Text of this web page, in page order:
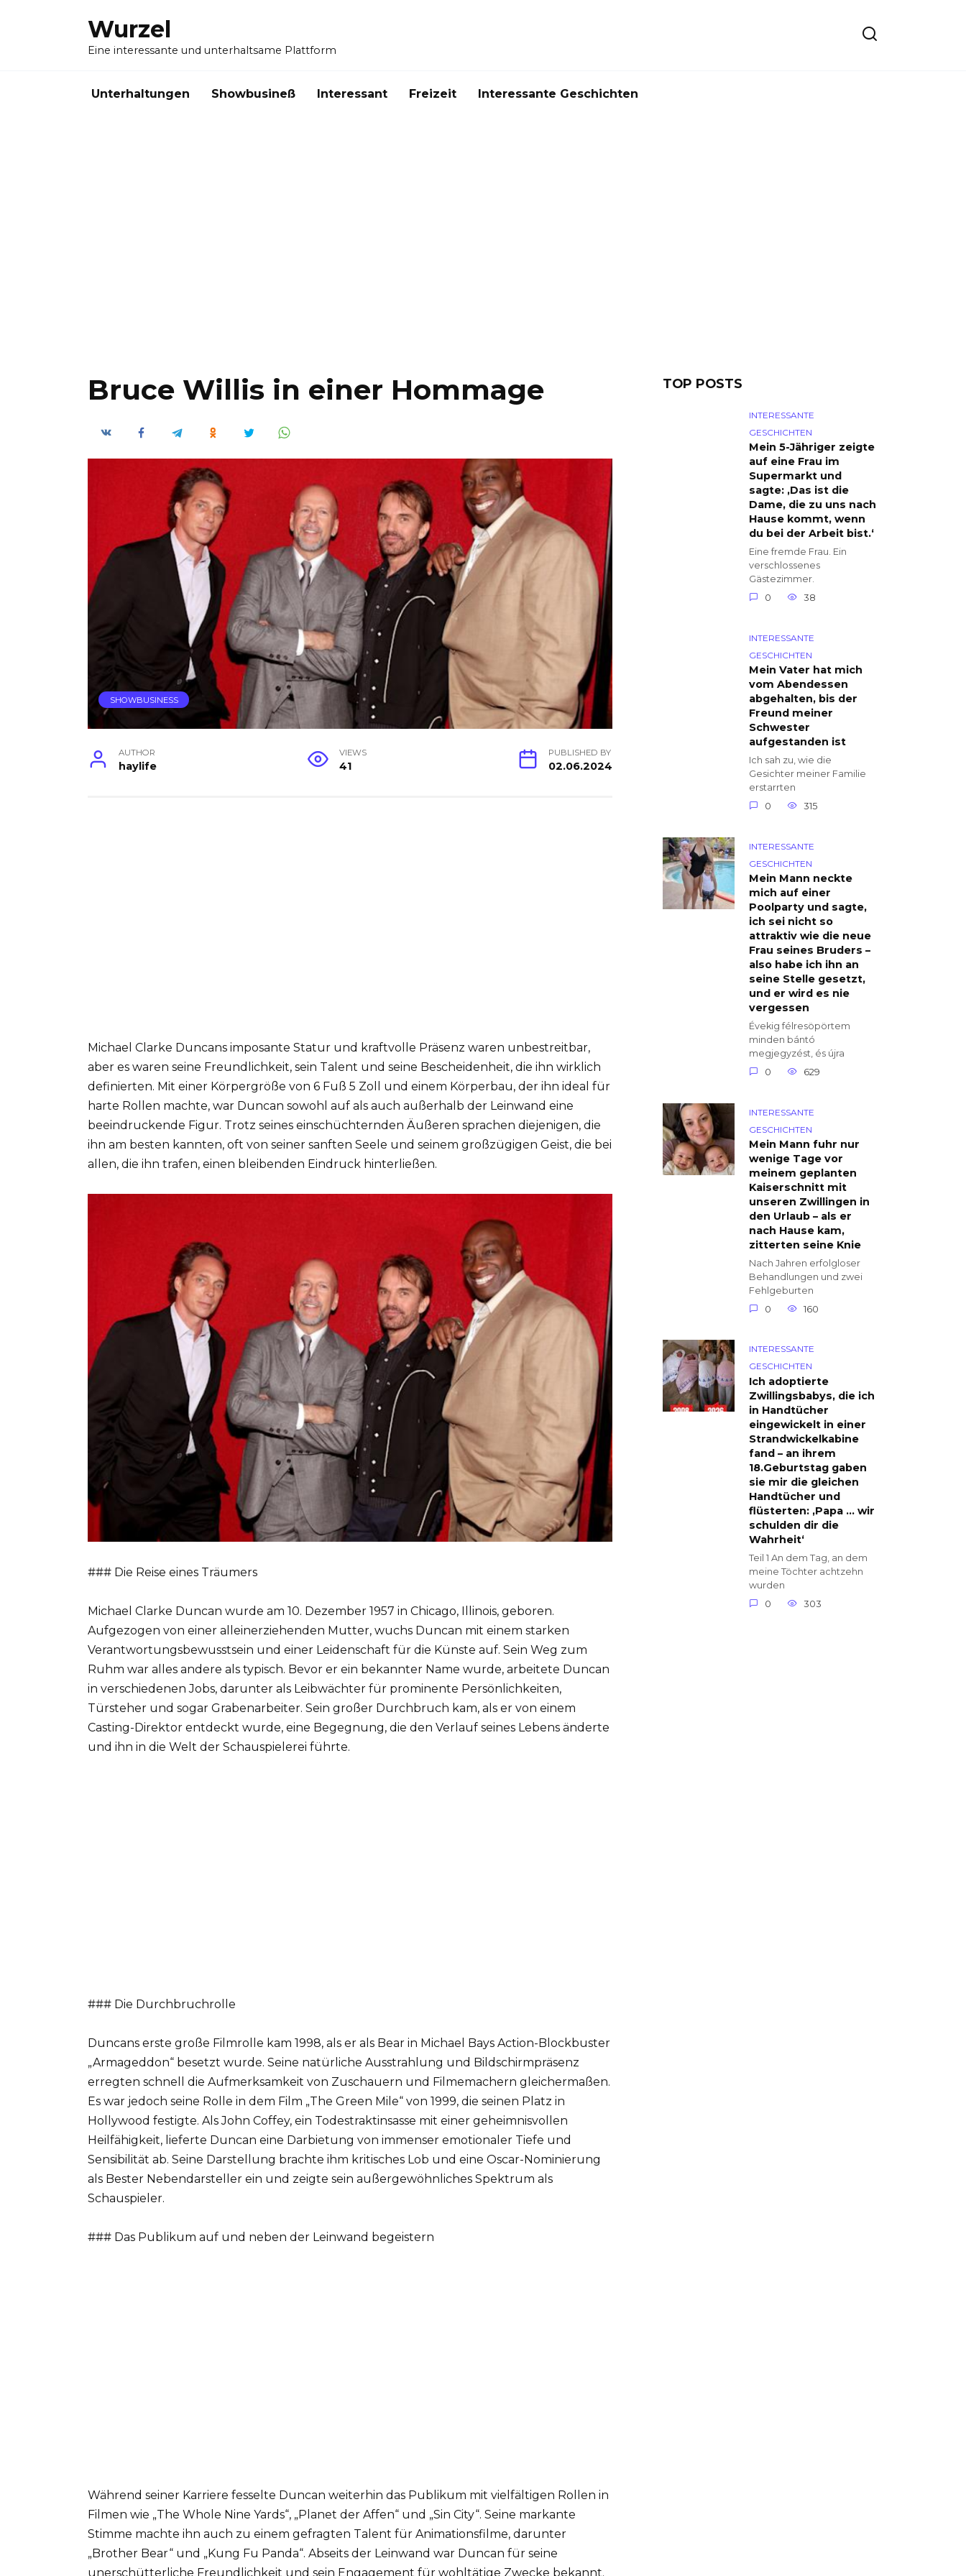
Wurzel
Eine interessante und unterhaltsame Plattform
Unterhaltungen Showbusineß Interessant Freizeit Interessante Geschichten
Bruce Willis in einer Hommage
SHOWBUSINESS
AUTHOR
haylife
VIEWS
41
PUBLISHED BY
02.06.2024
Michael Clarke Duncans imposante Statur und kraftvolle Präsenz waren unbestreitbar,
aber es waren seine Freundlichkeit, sein Talent und seine Bescheidenheit, die ihn wirklich
definierten. Mit einer Körpergröße von 6 Fuß 5 Zoll und einem Körperbau, der ihn ideal für
harte Rollen machte, war Duncan sowohl auf als auch außerhalb der Leinwand eine
beeindruckende Figur. Trotz seines einschüchternden Äußeren sprachen diejenigen, die
ihn am besten kannten, oft von seiner sanften Seele und seinem großzügigen Geist, die bei
allen, die ihn trafen, einen bleibenden Eindruck hinterließen.
### Die Reise eines Träumers
Michael Clarke Duncan wurde am 10. Dezember 1957 in Chicago, Illinois, geboren.
Aufgezogen von einer alleinerziehenden Mutter, wuchs Duncan mit einem starken
Verantwortungsbewusstsein und einer Leidenschaft für die Künste auf. Sein Weg zum
Ruhm war alles andere als typisch. Bevor er ein bekannter Name wurde, arbeitete Duncan
in verschiedenen Jobs, darunter als Leibwächter für prominente Persönlichkeiten,
Türsteher und sogar Grabenarbeiter. Sein großer Durchbruch kam, als er von einem
Casting-Direktor entdeckt wurde, eine Begegnung, die den Verlauf seines Lebens änderte
und ihn in die Welt der Schauspielerei führte.
### Die Durchbruchrolle
Duncans erste große Filmrolle kam 1998, als er als Bear in Michael Bays Action-Blockbuster
„Armageddon“ besetzt wurde. Seine natürliche Ausstrahlung und Bildschirmpräsenz
erregten schnell die Aufmerksamkeit von Zuschauern und Filmemachern gleichermaßen.
Es war jedoch seine Rolle in dem Film „The Green Mile“ von 1999, die seinen Platz in
Hollywood festigte. Als John Coffey, ein Todestraktinsasse mit einer geheimnisvollen
Heilfähigkeit, lieferte Duncan eine Darbietung von immenser emotionaler Tiefe und
Sensibilität ab. Seine Darstellung brachte ihm kritisches Lob und eine Oscar-Nominierung
als Bester Nebendarsteller ein und zeigte sein außergewöhnliches Spektrum als
Schauspieler.
### Das Publikum auf und neben der Leinwand begeistern
Während seiner Karriere fesselte Duncan weiterhin das Publikum mit vielfältigen Rollen in
Filmen wie „The Whole Nine Yards“, „Planet der Affen“ und „Sin City“. Seine markante
Stimme machte ihn auch zu einem gefragten Talent für Animationsfilme, darunter
„Brother Bear“ und „Kung Fu Panda“. Abseits der Leinwand war Duncan für seine
unerschütterliche Freundlichkeit und sein Engagement für wohltätige Zwecke bekannt.
TOP POSTS
INTERESSANTE
GESCHICHTEN
Mein 5-Jähriger zeigte
auf eine Frau im
Supermarkt und
sagte: ‚Das ist die
Dame, die zu uns nach
Hause kommt, wenn
du bei der Arbeit bist.‘
Eine fremde Frau. Ein
verschlossenes
Gästezimmer.
0
38
INTERESSANTE
GESCHICHTEN
Mein Vater hat mich
vom Abendessen
abgehalten, bis der
Freund meiner
Schwester
aufgestanden ist
Ich sah zu, wie die
Gesichter meiner Familie
erstarrten
0
315
INTERESSANTE
GESCHICHTEN
Mein Mann neckte
mich auf einer
Poolparty und sagte,
ich sei nicht so
attraktiv wie die neue
Frau seines Bruders –
also habe ich ihn an
seine Stelle gesetzt,
und er wird es nie
vergessen
Évekig félresöpörtem
minden bántó
megjegyzést, és újra
0
629
INTERESSANTE
GESCHICHTEN
Mein Mann fuhr nur
wenige Tage vor
meinem geplanten
Kaiserschnitt mit
unseren Zwillingen in
den Urlaub – als er
nach Hause kam,
zitterten seine Knie
Nach Jahren erfolgloser
Behandlungen und zwei
Fehlgeburten
0
160
INTERESSANTE
GESCHICHTEN
Ich adoptierte
Zwillingsbabys, die ich
in Handtücher
eingewickelt in einer
Strandwickelkabine
fand – an ihrem
18.Geburtstag gaben
sie mir die gleichen
Handtücher und
flüsterten: ‚Papa … wir
schulden dir die
Wahrheit‘
Teil 1 An dem Tag, an dem
meine Töchter achtzehn
wurden
0
303